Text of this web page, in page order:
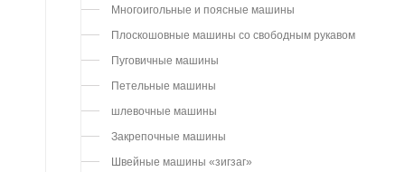
Многоигольные и поясные машины
Плоскошовные машины со свободным рукавом
Пуговичные машины
Петельные машины
шлевочные машины
Закрепочные машины
Швейные машины «зигзаг»